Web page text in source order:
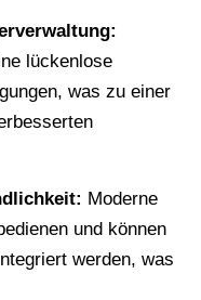
lückenlose
was zu einer
Moderne
und können
werden, was